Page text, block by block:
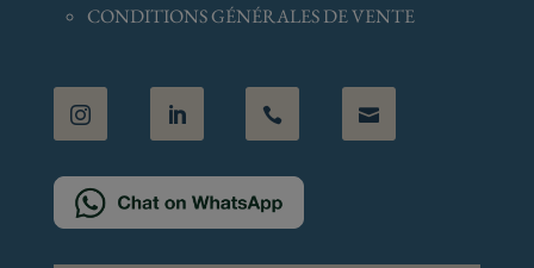
Inscrivez-vous à la newsletter
recevez tout dans votre boîte mail